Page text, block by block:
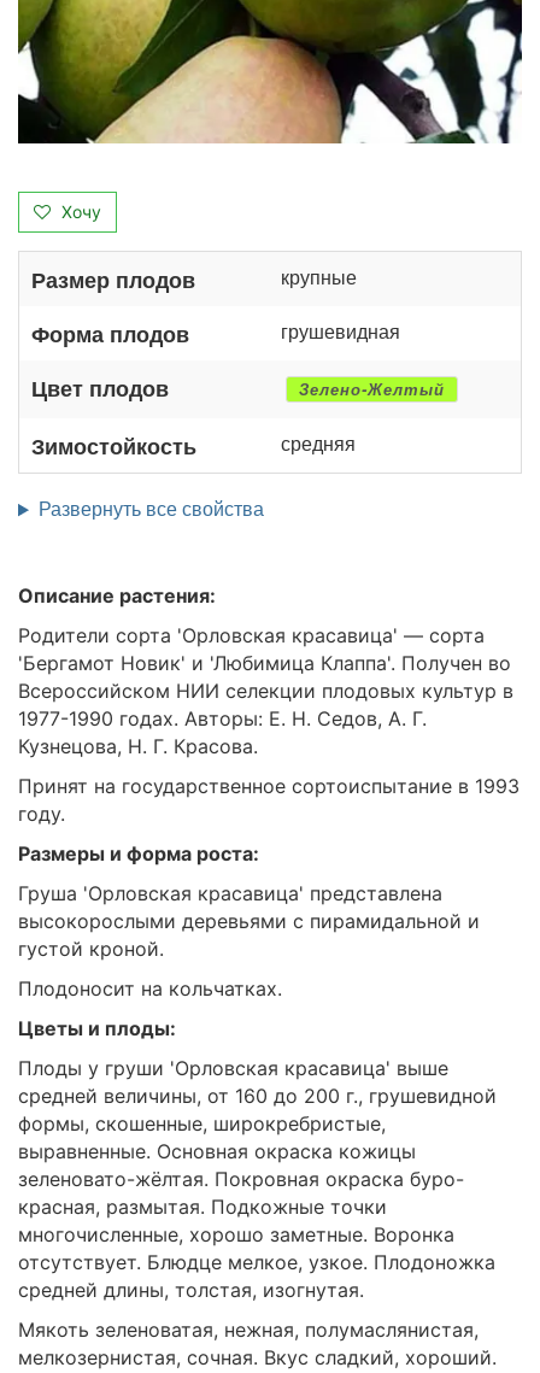
Хочу
Размер плодов крупные
Форма плодов грушевидная
Цвет плодов Зелено-Желтый
Зимостойкость средняя
Развернуть все свойства
Описание растения:
Родители сорта 'Орловская красавица' — сорта
'Бергамот Новик' и 'Любимица Клаппа'. Получен во
Всероссийском НИИ селекции плодовых культур в
1977-1990 годах. Авторы: Е. Н. Седов, А. Г.
Кузнецова, Н. Г. Красова.
Принят на государственное сортоиспытание в 1993
году.
Размеры и форма роста:
Груша 'Орловская красавица' представлена
высокорослыми деревьями с пирамидальной и
густой кроной.
Плодоносит на кольчатках.
Цветы и плоды:
Плоды у груши 'Орловская красавица' выше
средней величины, от 160 до 200 г., грушевидной
формы, скошенные, широкребристые,
выравненные. Основная окраска кожицы
зеленовато-жёлтая. Покровная окраска буро-
красная, размытая. Подкожные точки
многочисленные, хорошо заметные. Воронка
отсутствует. Блюдце мелкое, узкое. Плодоножка
средней длины, толстая, изогнутая.
Мякоть зеленоватая, нежная, полумаслянистая,
мелкозернистая, сочная. Вкус сладкий, хороший.